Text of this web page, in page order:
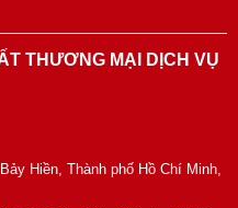
THƯƠNG MẠI DỊCH VỤ
Hiền, Thành phố Hồ Chí Minh,